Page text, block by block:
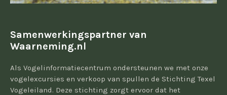
Samenwerkingspartner van
Waarneming.nl
Als Vogelinformatiecentrum ondersteunen we met onze
vogelexcursies en verkoop van spullen de Stichting Texel
Vogeleiland. Deze stichting zorgt ervoor dat het